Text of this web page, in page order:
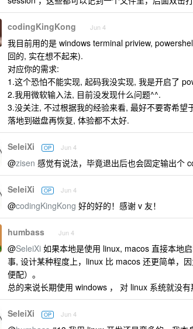
codingKingKong Jun 4
我目前用的是 windows terminal priview,
回的, 实在想不起来).
对应你的需求:
1.这个恐怕不能实现, 起码我没实现, 我是开启了
2.我用微软输入法, 目前没发现什么问题^^.
3.没关注, 不过根据我的经验来看, 最好不要寄希
落地到磁盘再恢复, 体验都不太好.
SeleiXi OP Jun 4
@zisen 感觉有说法，毕竟退出后也会固定输出个
SeleiXi OP Jun 4
@codingKingKong 好的好的！感谢 v 友！
humbass Jun 4
@SeleiXi 如果本地是使用 linux, macos 直接本地
事, 设计某种程度上，linux 比 macos 还更简单，
便配）。
总的来说长期使用 windows ， 对 linux 系统就没
SeleiXi OP Jun 4